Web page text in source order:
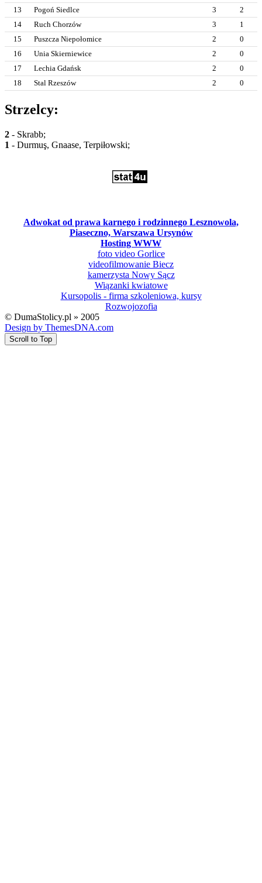
13
Pogoń Siedlce 3
2
14
Ruch Chorzów 3
1
15
Puszcza Niepołomice 2
0
16
Unia Skierniewice 2
0
17
Lechia Gdańsk 2
0
18
Stal Rzeszów 2 0
Strzelcy:
2 - Skrabb;
1 - Durmuş, Gnaase, Terpiłowski;
Adwokat od prawa karnego i rodzinnego Lesznowola,
Piaseczno, Warszawa Ursynów
Hosting WWW
foto video Gorlice
videofilmowanie Biecz
kamerzysta Nowy Sącz
Wiązanki kwiatowe
Kursopolis - firma szkoleniowa, kursy
Rozwojozofia
© DumaStolicy.pl » 2005
Design by ThemesDNA.com
Scroll to Top